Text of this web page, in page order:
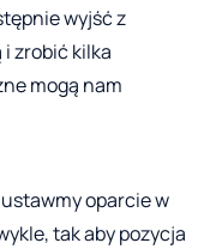
wyjść z
zrobić kilka
mogą nam
oparcie w
tak aby pozycja